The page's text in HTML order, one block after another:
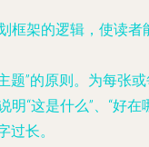
框架的逻辑，使读者
题”的原则。为每张
“这是什么”、“好在
过长。